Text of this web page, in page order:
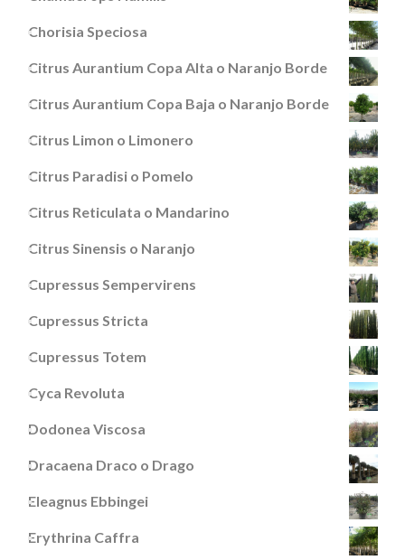
Chorisia Speciosa
Citrus Aurantium Copa Alta o Naranjo Borde
Citrus Aurantium Copa Baja o Naranjo Borde
Citrus Limon o Limonero
Citrus Paradisi o Pomelo
Citrus Reticulata o Mandarino
Citrus Sinensis o Naranjo
Cupressus Sempervirens
Cupressus Stricta
Cupressus Totem
Cyca Revoluta
Dodonea Viscosa
Dracaena Draco o Drago
Eleagnus Ebbingei
Erythrina Caffra